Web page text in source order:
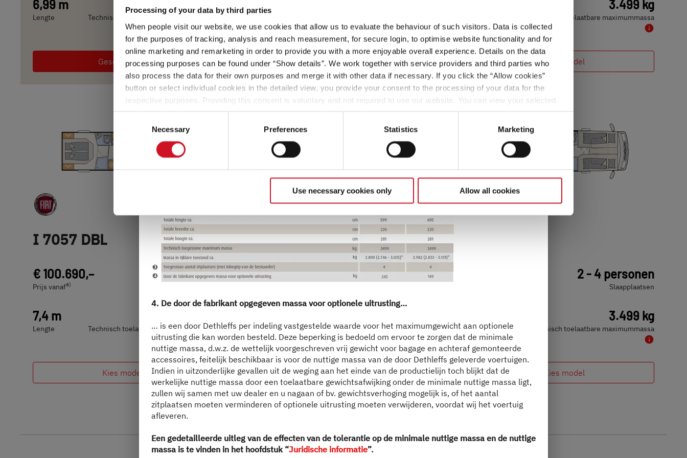
Processing of your data by third parties
When people visit our website, we use cookies that allow us to evaluate the behaviour of such visitors. Data is collected
for the purposes of tracking, analysis and reach measurement, for secure login, to optimise website functionality and for
online marketing and remarketing in order to provide you with a more enjoyable overall experience. Details on the data
processing purposes can be found under “Show details”. We work together with service providers and third parties who
also process the data for their own purposes and merge it with other data if necessary. If you click the “Allow cookies”
button or select individual cookies in the detailed view, you provide your consent to the processing of your data for the
respective purposes. Providing this consent is voluntary and not required to use our website. You can view your selected
settings at any time as well as deselect or change them later (such as by using the fingerprint button at the bottom left of
the website). You can find further information in our Privacy Policy.
Necessary Preferences Statistics Marketing
Use necessary cookies only Allow all cookies
6,99 m
Lengte
3.499 kg
Technisch toelaatbare maximummassa
Geselecteerd
6,99 m
Kies model
3.499 kg
Technisch toelaatbare maximummassa
Kies model
I 7057 DBL
€ 100.690,–
Prijs vanafa)
4 personen
7,4 m
Lengte Technisch toelaatbare maximummassa
Kies model
I 7057 EBL
€ 100.690,– 4 personen
Lengte Technisch toelaatbare maximummassa
Kies model
2 - 4 personen
Slaapplaatsen
Lengte
3.499 kg
Technisch toelaatbare maximummassa
Kies model
3. Het toegestane aantal zitplaatsen (inclusief bestuurder)…
… wordt door de fabrikant vastgesteld in de zogenaamde typegoedkeuringsprocedure. Dit resulteert in
het zogenaamde massa van de passagiers. Hiervoor wordt een vastgesteld gewicht van 75 kg per
passagier (zonder bestuurder) berekend.
Voor een gedetailleerde uitleg van het massa van de passagiers, zie het hoofdstuk “
4. De door de fabrikant opgegeven massa voor optionele uitrusting…
… is een door Dethleffs per indeling vastgestelde waarde voor het maximumgewicht aan optionele
uitrusting die kan worden besteld. Deze beperking is bedoeld om ervoor te zorgen dat de minimale
nuttige massa, d.w.z. de wettelijk voorgeschreven vrij gewicht voor bagage en achteraf gemonteerde
accessoires, feitelijk beschikbaar is voor de nuttige massa van de door Dethleffs geleverde voertuigen.
Indien in uitzonderlijke gevallen uit de weging aan het einde van de productielijn toch blijkt dat de
werkelijke nuttige massa door een toelaatbare gewichtsafwijking onder de minimale nuttige massa ligt,
zullen wij samen met uw dealer en u nagaan of bv. gewichtsverhoging mogelijk is, of het aantal
zitplaatsen moeten verminderen of optionele uitrusting moeten verwijderen, voordat wij het voertuig
afleveren.
Een gedetailleerde uitleg van de effecten van de tolerantie op de minimale nuttige massa en de nuttige
massa is te vinden in het hoofdstuk “Juridische informatie”.